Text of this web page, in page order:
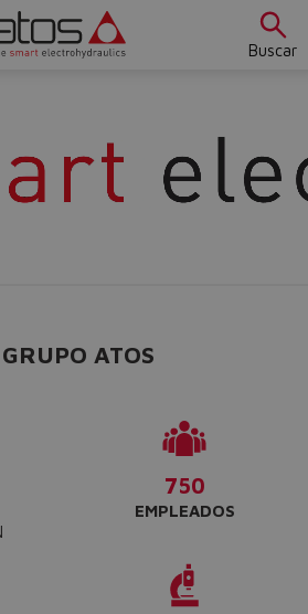
Buscar
ATOS
750
EMPLEADOS